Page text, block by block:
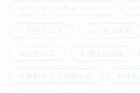
プレゼントキャンペーン
大分グルメ 小宮山雄飛
山脇リコ 漬け込み酒
焼酎のオツな飲み方 社